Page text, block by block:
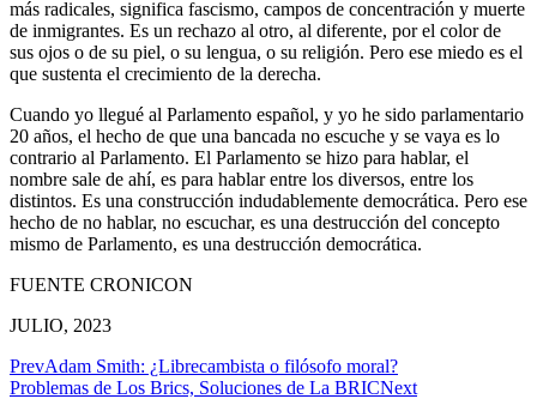
más radicales, significa fascismo, campos de concentración y muerte
de inmigrantes. Es un rechazo al otro, al diferente, por el color de
sus ojos o de su piel, o su lengua, o su religión. Pero ese miedo es el
que sustenta el crecimiento de la derecha.
Cuando yo llegué al Parlamento español, y yo he sido parlamentario
20 años, el hecho de que una bancada no escuche y se vaya es lo
contrario al Parlamento. El Parlamento se hizo para hablar, el
nombre sale de ahí, es para hablar entre los diversos, entre los
distintos. Es una construcción indudablemente democrática. Pero ese
hecho de no hablar, no escuchar, es una destrucción del concepto
mismo de Parlamento, es una destrucción democrática.
FUENTE CRONICON
JULIO, 2023
PrevAdam Smith: ¿Librecambista o filósofo moral?
Problemas de Los Brics, Soluciones de La BRICNext